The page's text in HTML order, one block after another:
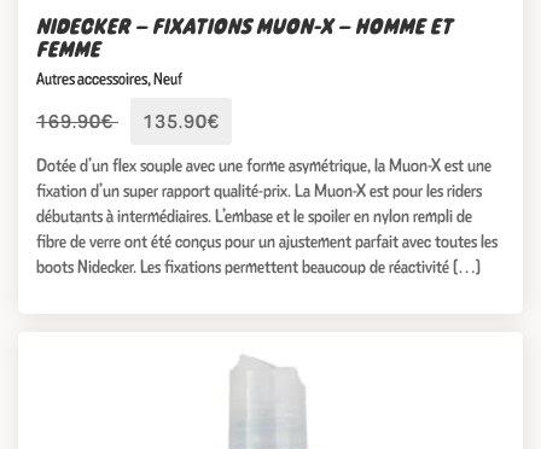
NIDECKER – FIXATIONS MUON-X – HOMME ET
FEMME
Autres accessoires,Neuf
169.90€ 135.90€
Dotée d’un flex souple avec une forme asymétrique, la Muon-X est une
fixation d’un super rapport qualité-prix. La Muon-X est pour les riders
débutants à intermédiaires. L’embase et le spoiler en nylon rempli de
fibre de verre ont été conçus pour un ajustement parfait avec toutes les
boots Nidecker. Les fixations permettent beaucoup de réactivité […]